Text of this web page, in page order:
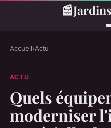
📰
Accueil›Actu
ACTU
Quels
moderniser